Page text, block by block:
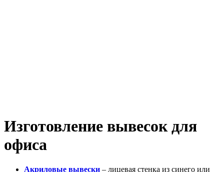
Изготовление вывесок для
офиса
Акриловые вывески – лицевая стенка из синего или